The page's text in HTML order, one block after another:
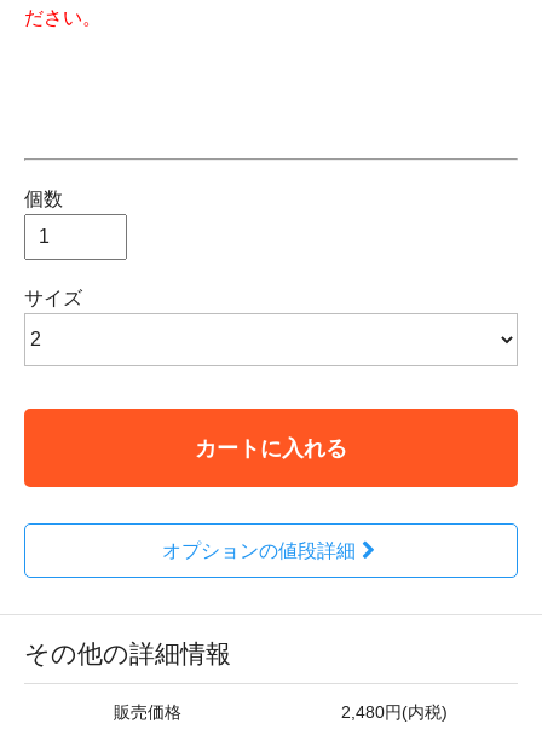
ださい。
個数
サイズ
カートに入れる
オプションの値段詳細
その他の詳細情報
販売価格 2,480円(内税)